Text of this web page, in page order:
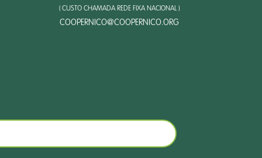
( CUSTO CHAMADA REDE FIXA NACIONAL )
COOPERNICO@COOPERNICO.ORG